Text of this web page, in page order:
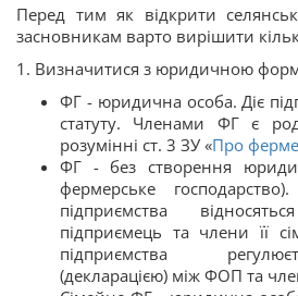
Перед тим як відкрити
засновникам варто вирішити
1. Визначитися з юридичною
ФГ - юридична особа. Діє
статуту. Членами ФГ є
розумінні ст. 3 ЗУ «Про
ФГ - без створення
фермерське
підприємства
підприємець та члени її
підприємства
(декларацією) між ФОП та